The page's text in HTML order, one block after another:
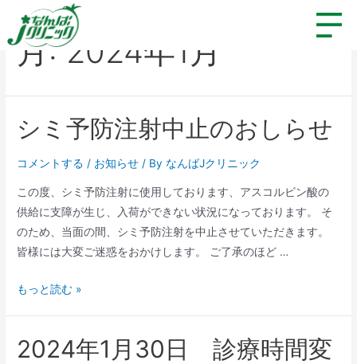
月:2024年1月
シミ予防注射中止のおしらせ
コメントする / お知らせ / By なんばJクリニック
この度、シミ予防注射に使用しております、アスコルビン酸の
供給に支障が生じ、入荷ができない状況になっております。 そ
のため、当面の間、シミ予防注射を中止させていただきます。
皆様には大変ご迷惑をおかけします。 ご了承のほど …
もっと読む »
2024年1月30日 診療時間変